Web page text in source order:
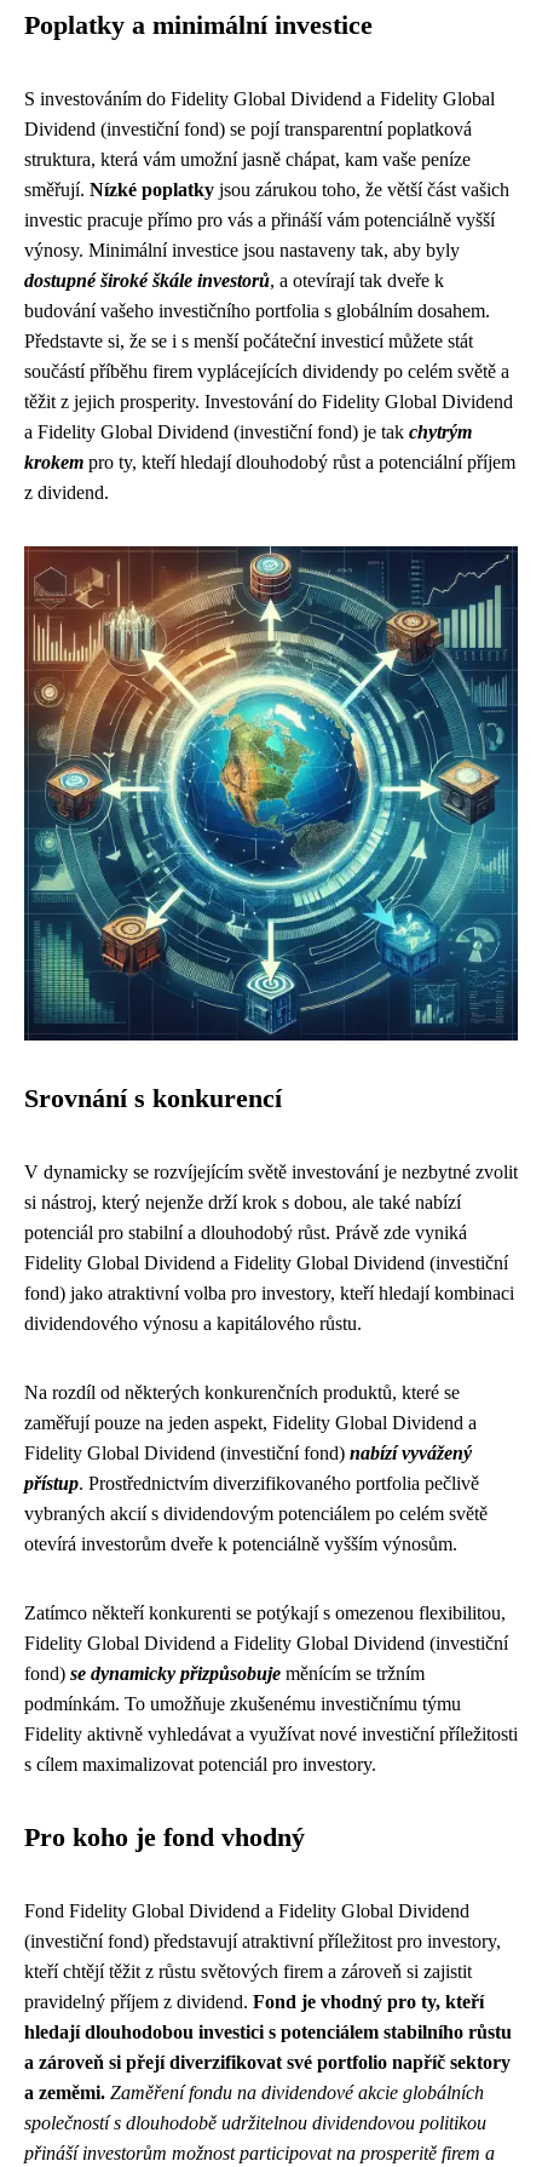
Poplatky a minimální investice
S investováním do Fidelity Global Dividend a Fidelity Global
Dividend (investiční fond) se pojí transparentní poplatková
struktura, která vám umožní jasně chápat, kam vaše peníze
směřují. Nízké poplatky jsou zárukou toho, že větší část vašich
investic pracuje přímo pro vás a přináší vám potenciálně vyšší
výnosy. Minimální investice jsou nastaveny tak, aby byly
dostupné široké škále investorů, a otevírají tak dveře k
budování vašeho investičního portfolia s globálním dosahem.
Představte si, že se i s menší počáteční investicí můžete stát
součástí příběhu firem vyplácejících dividendy po celém světě a
těžit z jejich prosperity. Investování do Fidelity Global Dividend
a Fidelity Global Dividend (investiční fond) je tak chytrým
krokem pro ty, kteří hledají dlouhodobý růst a potenciální příjem
z dividend.
Srovnání s konkurencí
V dynamicky se rozvíjejícím světě investování je nezbytné zvolit
si nástroj, který nejenže drží krok s dobou, ale také nabízí
potenciál pro stabilní a dlouhodobý růst. Právě zde vyniká
Fidelity Global Dividend a Fidelity Global Dividend (investiční
fond) jako atraktivní volba pro investory, kteří hledají kombinaci
dividendového výnosu a kapitálového růstu.
Na rozdíl od některých konkurenčních produktů, které se
zaměřují pouze na jeden aspekt, Fidelity Global Dividend a
Fidelity Global Dividend (investiční fond) nabízí vyvážený
přístup. Prostřednictvím diverzifikovaného portfolia pečlivě
vybraných akcií s dividendovým potenciálem po celém světě
otevírá investorům dveře k potenciálně vyšším výnosům.
Zatímco někteří konkurenti se potýkají s omezenou flexibilitou,
Fidelity Global Dividend a Fidelity Global Dividend (investiční
fond) se dynamicky přizpůsobuje měnícím se tržním
podmínkám. To umožňuje zkušenému investičnímu týmu
Fidelity aktivně vyhledávat a využívat nové investiční příležitosti
s cílem maximalizovat potenciál pro investory.
Pro koho je fond vhodný
Fond Fidelity Global Dividend a Fidelity Global Dividend
(investiční fond) představují atraktivní příležitost pro investory,
kteří chtějí těžit z růstu světových firem a zároveň si zajistit
pravidelný příjem z dividend. Fond je vhodný pro ty, kteří
hledají dlouhodobou investici s potenciálem stabilního růstu
a zároveň si přejí diverzifikovat své portfolio napříč sektory
a zeměmi. Zaměření fondu na dividendové akcie globálních
společností s dlouhodobě udržitelnou dividendovou politikou
přináší investorům možnost participovat na prosperitě firem a